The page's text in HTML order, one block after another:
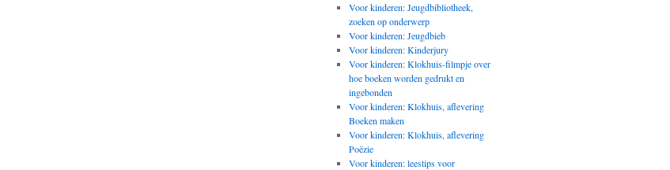
Voor kinderen: Jeugdbibliotheek,
zoeken op onderwerp
Voor kinderen: Jeugdbieb
Voor kinderen: Kinderjury
Voor kinderen: Klokhuis-filmpje over
hoe boeken worden gedrukt en
ingebonden
Voor kinderen: Klokhuis, aflevering
Boeken maken
Voor kinderen: Klokhuis, aflevering
Poëzie
Voor kinderen: leestips voor